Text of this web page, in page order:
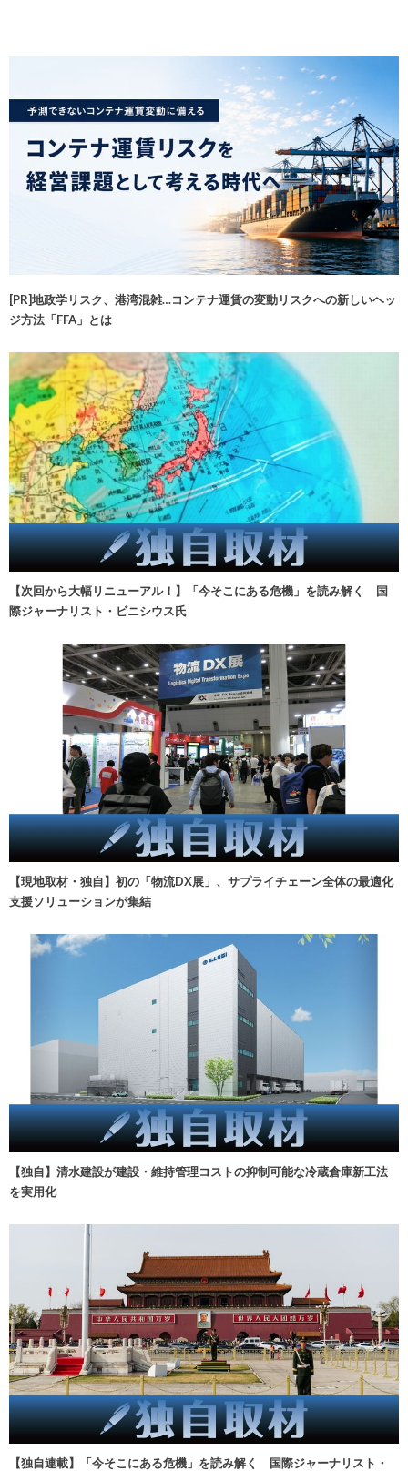
[PR]地政学リスク、港湾混雑…コンテナ運賃の変動リスクへの新しいヘッ
ジ方法「FFA」とは
【次回から大幅リニューアル！】「今そこにある危機」を読み解く 国
際ジャーナリスト・ビニシウス氏
【現地取材・独自】初の「物流DX展」、サプライチェーン全体の最適化
支援ソリューションが集結
【独自】清水建設が建設・維持管理コストの抑制可能な冷蔵倉庫新工法
を実用化
【独自連載】「今そこにある危機」を読み解く 国際ジャーナリスト・